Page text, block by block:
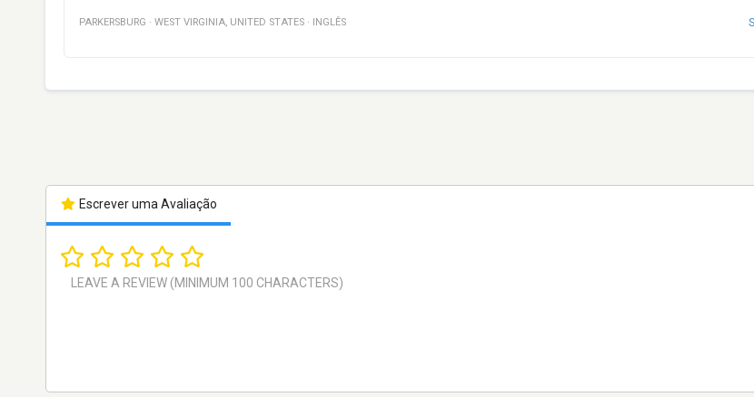
PARKERSBURG · WEST VIRGINIA, UNITED STATES · INGLÊS
Escrever uma Avaliação